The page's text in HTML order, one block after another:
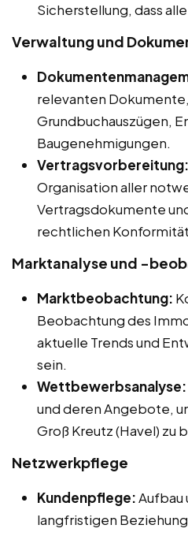
Sicherstellung, dass
Verwaltung und
relevanten
Grundbuchauszügen,
Baugenehmigungen.
Vertragsvorbereitung:
Organisation aller
Vertragsdokumente
rechtlichen
Marktanalyse und -
Marktbeobachtung:
Beobachtung des
aktuelle Trends und
sein.
Wettbewerbsanalyse:
und deren Angebote,
Groß Kreutz (Havel) zu
Netzwerkpflege
Kundenpflege:Aufbau
langfristigen